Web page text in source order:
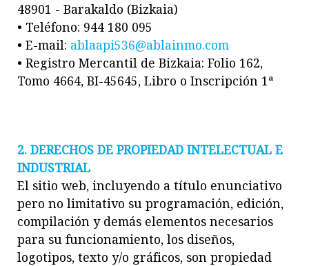
48901 - Barakaldo (Bizkaia)
• Teléfono: 944 180 095
• E-mail: ablaapi536@ablainmo.com
• Registro Mercantil de Bizkaia: Folio 162,
Tomo 4664, BI-45645, Libro o Inscripción 1ª
2. DERECHOS DE PROPIEDAD INTELECTUAL E
INDUSTRIAL
El sitio web, incluyendo a título enunciativo
pero no limitativo su programación, edición,
compilación y demás elementos necesarios
para su funcionamiento, los diseños,
logotipos, texto y/o gráficos, son propiedad